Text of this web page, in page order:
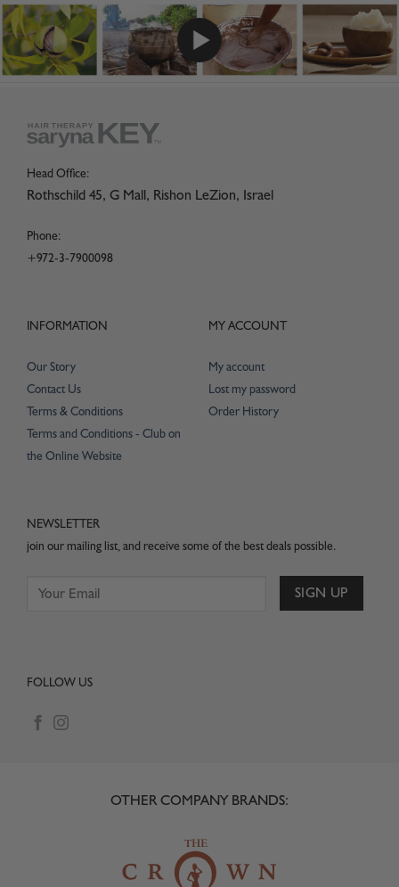
Head Office:
Rothschild 45, G Mall, Rishon LeZion, Israel
Phone:
+972-3-7900098
INFORMATION
Our Story
Contact Us
Terms & Conditions
Terms and Conditions - Club on
the Online Website
MY ACCOUNT
My account
Lost my password
Order History
NEWSLETTER
join our mailing list, and receive some of the best deals possible.
FOLLOW US
OTHER COMPANY BRANDS: